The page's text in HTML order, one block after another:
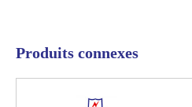
Produits connexes